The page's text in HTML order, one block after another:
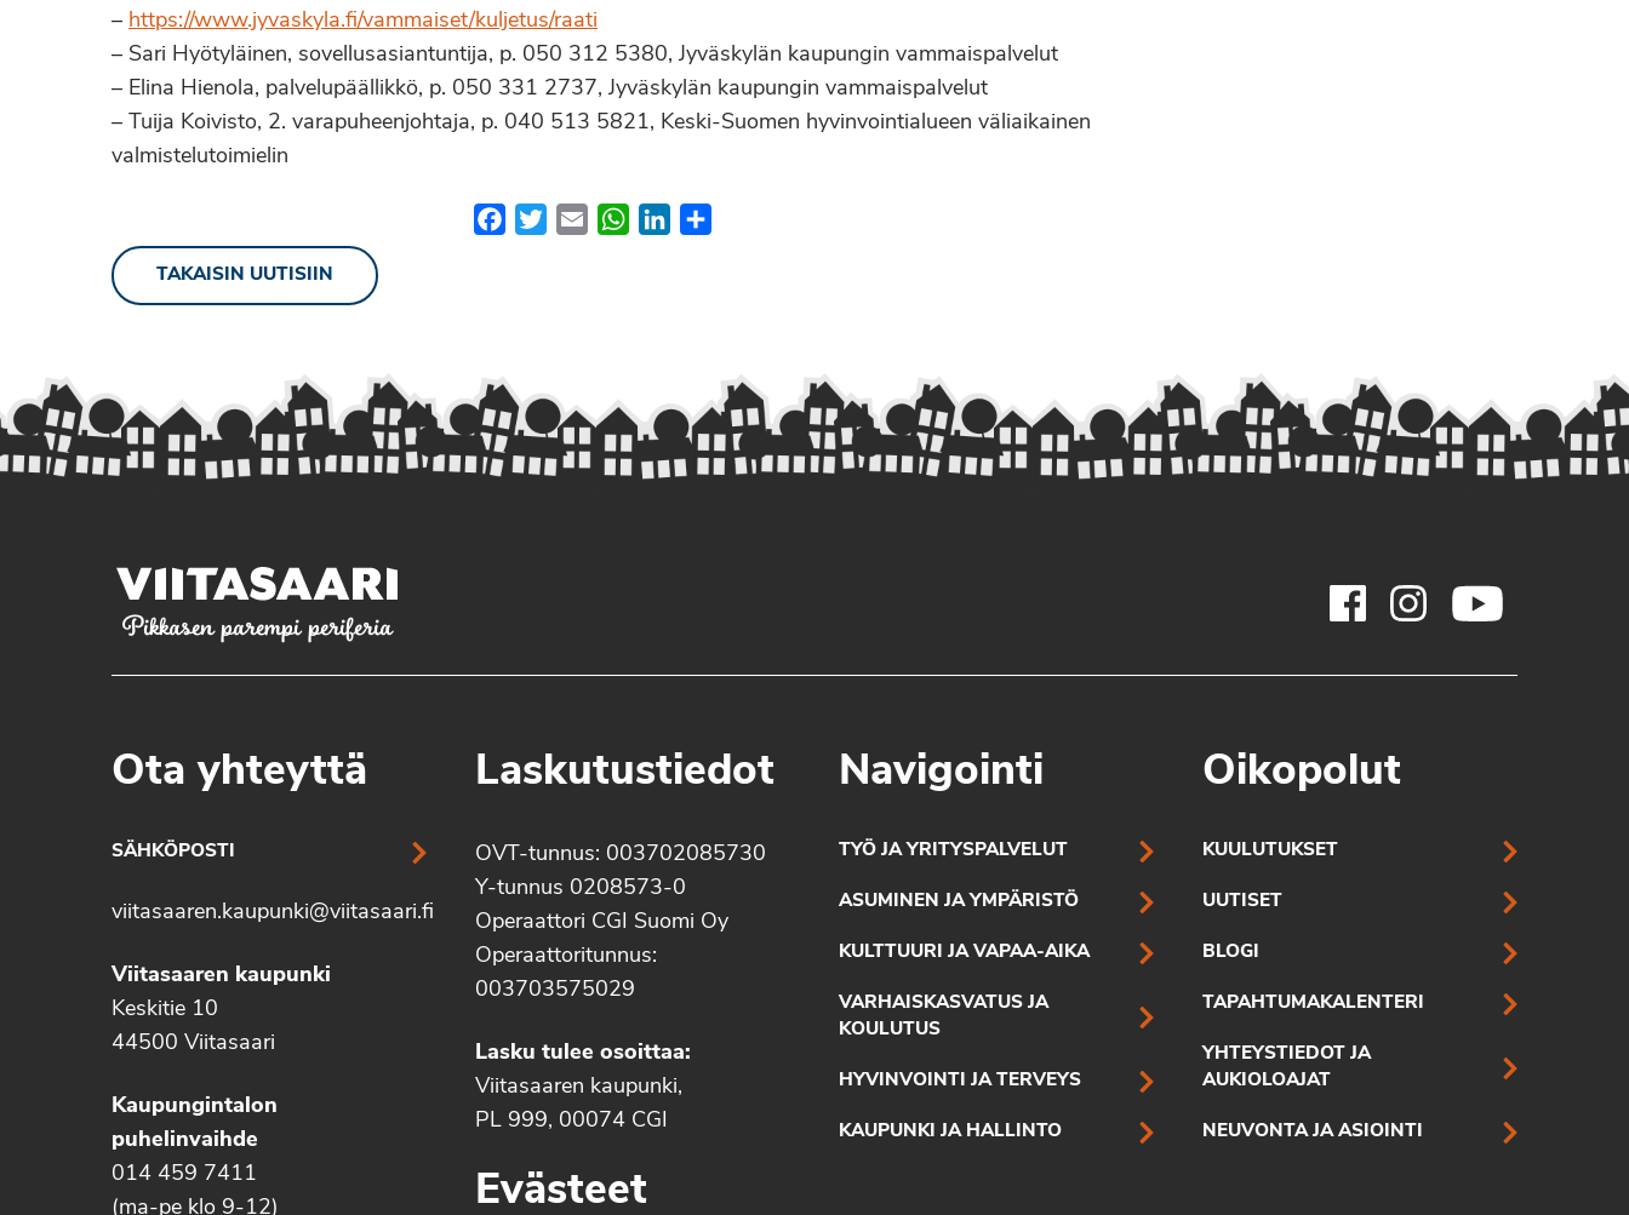
– https://www.jyvaskyla.fi/vammaiset/kuljetus/raati
– Sari Hyötyläinen, sovellusasiantuntija, p. 050 312 5380, Jyväskylän kaupungin vammaispalvelut
– Elina Hienola, palvelupäällikkö, p. 050 331 2737, Jyväskylän kaupungin vammaispalvelut
– Tuija Koivisto, 2. varapuheenjohtaja, p. 040 513 5821, Keski-Suomen hyvinvointialueen väliaikainen
valmistelutoimielin
FacebookTwitterEmail WhatsApp
LinkedIn
TAKAISIN UUTISIIN
Pikkasen parempi periferia
Ota yhteyttä
SÄHKÖPOSTI
viitasaaren.kaupunki@viitasaari.fi
Viitasaaren kaupunki
Keskitie 10
44500 Viitasaari
Kaupungintalon
puhelinvaihde
014 459 7411
(ma-pe klo 9-12)
Laskutustiedot
OVT-tunnus: 003702085730
Y-tunnus 0208573-0
Operaattori CGI Suomi Oy
Operaattoritunnus:
003703575029
Lasku tulee osoittaa:
Viitasaaren kaupunki,
PL 999, 00074 CGI
Evästeet
Navigointi
TYÖ JA YRITYSPALVELUT
ASUMINEN JA YMPÄRISTÖ
KULTTUURI JA VAPAA-AIKA
VARHAISKASVATUS JA
KOULUTUS
HYVINVOINTI JA TERVEYS
KAUPUNKI JA HALLINTO
Oikopolut
KUULUTUKSET
UUTISET
BLOGI
TAPAHTUMAKALENTERI
YHTEYSTIEDOT JA
AUKIOLOAJAT
NEUVONTA JA ASIOINTI